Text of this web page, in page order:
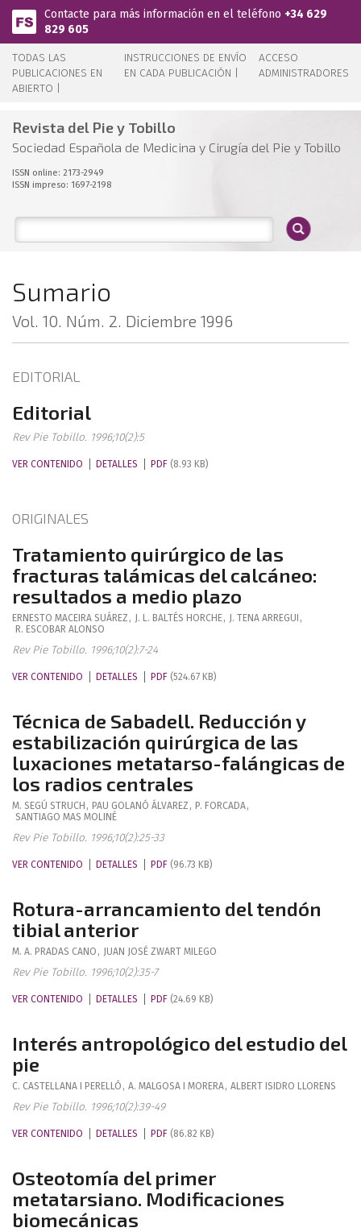
Pasar al contenido principal
Contacte para más información en el teléfono +34 629
829 605
TODAS LAS
PUBLICACIONES EN
ABIERTO |
INSTRUCCIONES DE ENVÍO
EN CADA PUBLICACIÓN |
ACCESO
ADMINISTRADORES
Revista del Pie y Tobillo
Sociedad Española de Medicina y Cirugía del Pie y Tobillo
ISSN online: 2173-2949
ISSN impreso: 1697-2198
Sumario
Vol. 10. Núm. 2. Diciembre 1996
EDITORIAL
Editorial
Rev Pie Tobillo. 1996;10(2):5
VER CONTENIDO DETALLES PDF (8.93 KB)
ORIGINALES
Tratamiento quirúrgico de las
fracturas talámicas del calcáneo:
resultados a medio plazo
ERNESTO MACEIRA SUÁREZ , J. L. BALTÉS HORCHE, J. TENA ARREGUI ,
R. ESCOBAR ALONSO
Rev Pie Tobillo. 1996;10(2):7-24
VER CONTENIDO DETALLES PDF (524.67 KB)
Técnica de Sabadell. Reducción y
estabilización quirúrgica de las
luxaciones metatarso-falángicas de
los radios centrales
M. SEGÚ STRUCH , PAU GOLANÓ ÁLVAREZ , P. FORCADA,
SANTIAGO MAS MOLINÉ
Rev Pie Tobillo. 1996;10(2):25-33
VER CONTENIDO DETALLES PDF (96.73 KB)
Rotura-arrancamiento del tendón
tibial anterior
M. A. PRADAS CANO , JUAN JOSÉ ZWART MILEGO
Rev Pie Tobillo. 1996;10(2):35-7
VER CONTENIDO DETALLES PDF (24.69 KB)
Interés antropológico del estudio del
pie
C. CASTELLANA I PERELLÓ , A. MALGOSA I MORERA, ALBERT ISIDRO LLORENS
Rev Pie Tobillo. 1996;10(2):39-49
VER CONTENIDO DETALLES PDF (86.82 KB)
Osteotomía del primer
metatarsiano. Modificaciones
biomecánicas